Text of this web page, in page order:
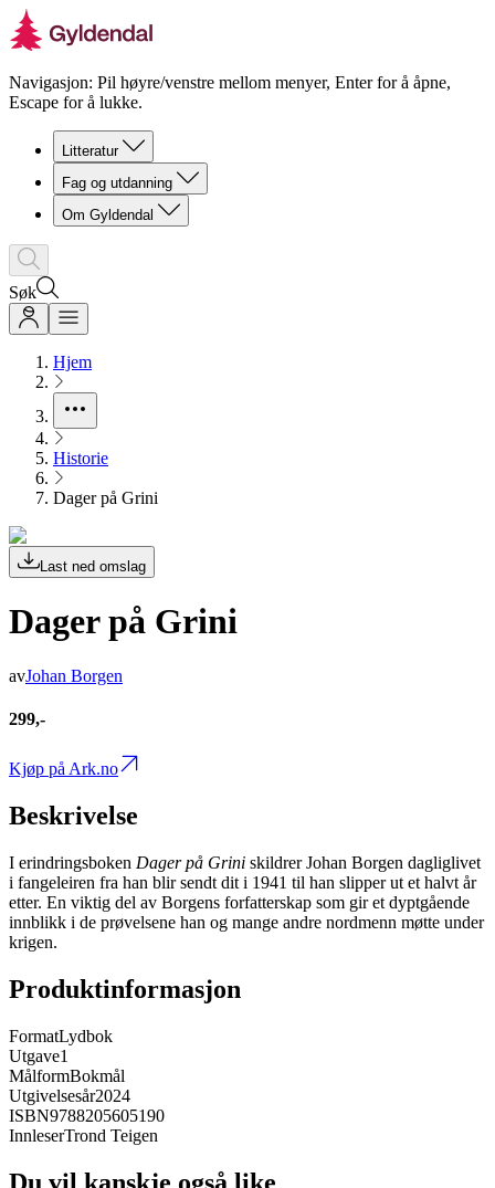
Navigasjon: Pil høyre/venstre mellom menyer, Enter for å åpne,
Escape for å lukke.
Litteratur
Fag og utdanning
Om Gyldendal
Søk
Hjem
Historie
Dager på Grini
Last ned omslag
Dager på Grini
avJohan Borgen
299,-
Kjøp på Ark.no
Beskrivelse
I erindringsboken Dager på Grini skildrer Johan Borgen dagliglivet
i fangeleiren fra han blir sendt dit i 1941 til han slipper ut et halvt år
etter. En viktig del av Borgens forfatterskap som gir et dyptgående
innblikk i de prøvelsene han og mange andre nordmenn møtte under
krigen.
Produktinformasjon
FormatLydbok
Utgave1
MålformBokmål
Utgivelsesår2024
ISBN9788205605190
InnleserTrond Teigen